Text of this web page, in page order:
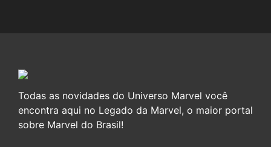
Todas as novidades do Universo Marvel você
encontra aqui no Legado da Marvel, o maior portal
sobre Marvel do Brasil!